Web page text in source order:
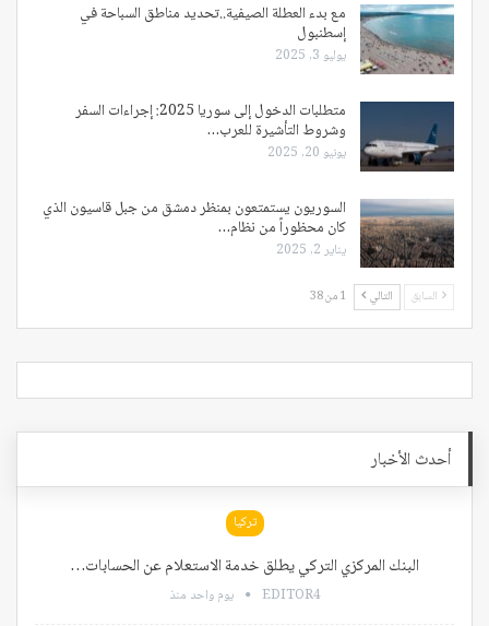
مع بدء العطلة الصيفية..تحديد مناطق السباحة في
إسطنبول
يوليو 3, 2025
متطلبات الدخول إلى سوريا 2025: إجراءات السفر
وشروط التأشيرة للعرب…
يونيو 20, 2025
السوريون يستمتعون بمنظر دمشق من جبل قاسيون الذي
كان محظوراً من نظام…
يناير 2, 2025
السابق التالي 1 من 38
أحدث الأخبار
تركيا
البنك المركزي التركي يطلق خدمة الاستعلام عن الحسابات…
EDITOR4 يوم واحد منذ